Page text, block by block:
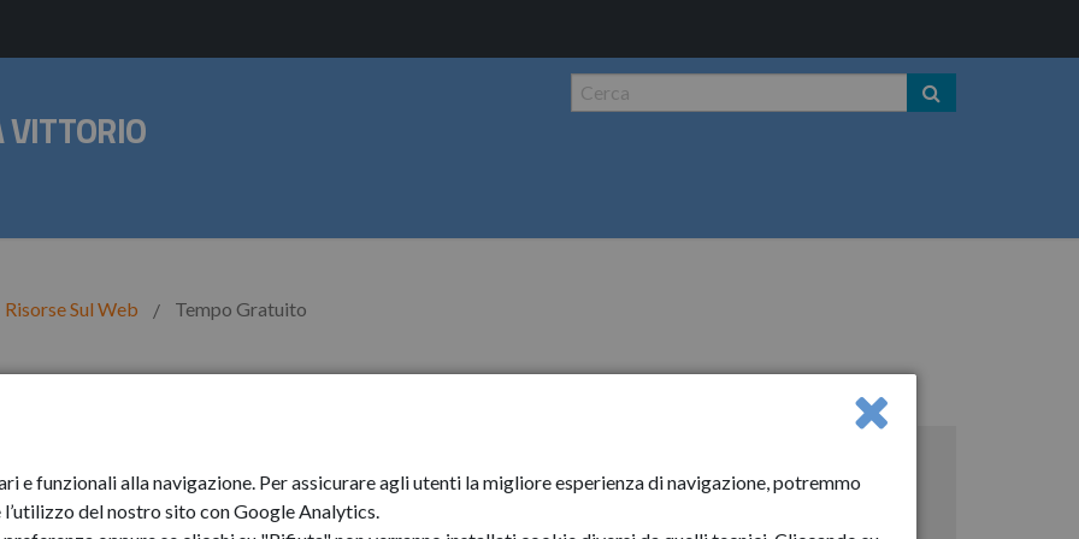
e funzionali alla navigazione. Per assicurare agli utenti la migliore esperienza di navigazione, potremmo
del nostro sito con Google Analytics.
Risorse Sul Web Tempo Gratuito
Diventare famiglia